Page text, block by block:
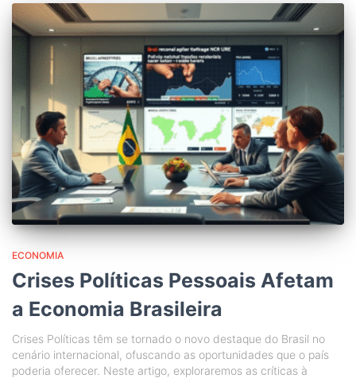
ECONOMIA
Crises Políticas Pessoais Afetam
a Economia Brasileira
Crises Políticas têm se tornado o novo destaque do Brasil no
cenário internacional, ofuscando as oportunidades que o país
poderia oferecer. Neste artigo, exploraremos as críticas à